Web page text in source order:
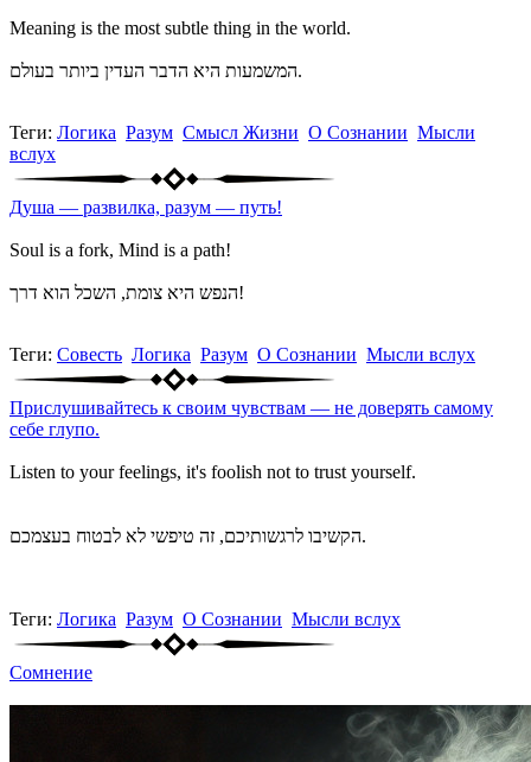
Meaning is the most subtle thing in the world.
המשמעות היא הדבר העדין ביותר בעולם.
Теги: Логика Разум Смысл Жизни О Сознании Мысли
вслух
Душа — развилка, разум — путь!
Soul is a fork, Mind is a path!
הנפש היא צומת, השכל הוא דרך!
Теги: Совесть Логика Разум О Сознании Мысли вслух
Прислушивайтесь к своим чувствам — не доверять самому
себе глупо.
Listen to your feelings, it's foolish not to trust yourself.
הקשיבו לרגשותיכם, זה טיפשי לא לבטוח בעצמכם.
Теги: Логика Разум О Сознании Мысли вслух
Сомнение